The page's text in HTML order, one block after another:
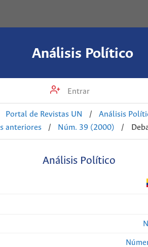
Análisis Político
Entrar
Portal de Revistas UN /
Análisis
anteriores
/ Núm. 39 (2000) /
Análisis Político